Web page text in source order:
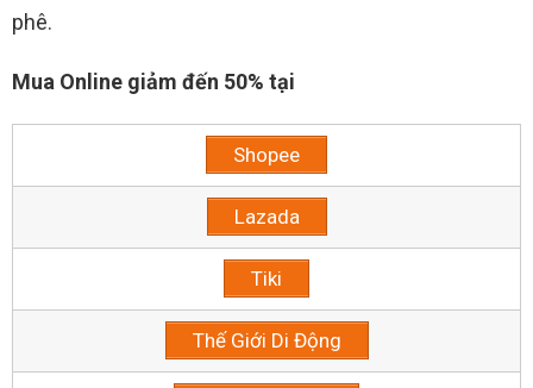
phê.
Mua Online giảm đến 50% tại
Shopee
Lazada
Tiki
Thế Giới Di Động